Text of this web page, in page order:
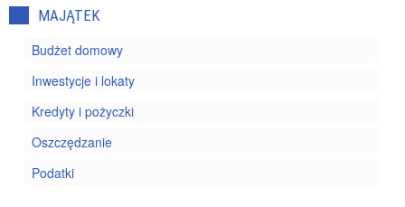
MAJĄTEK
Budżet domowy
Inwestycje i lokaty
Kredyty i pożyczki
Oszczędzanie
Podatki